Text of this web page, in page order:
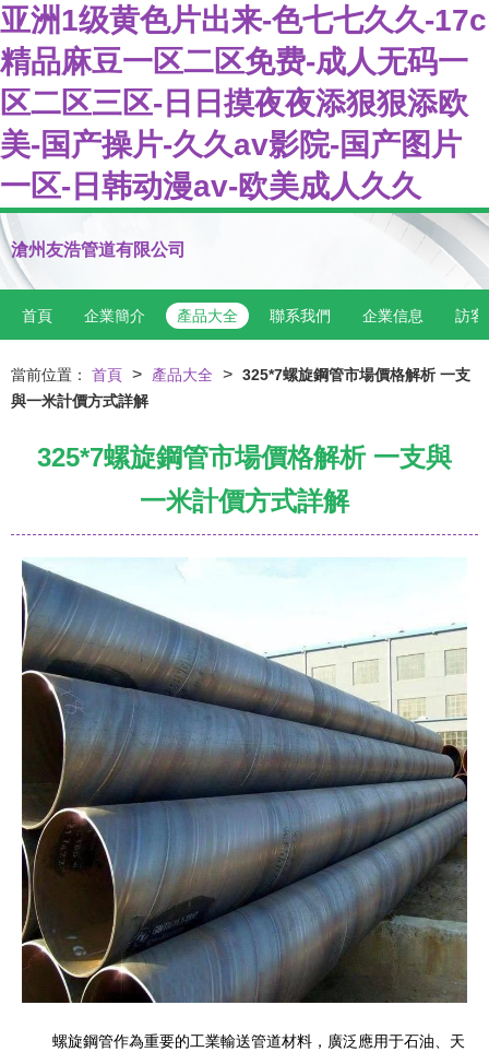
亚洲1级黄色片出来-色七七久久-17c
精品麻豆一区二区免费-成人无码一
区二区三区-日日摸夜夜添狠狠添欧
美-国产操片-久久av影院-国产图片
一区-日韩动漫av-欧美成人久久
滄州友浩管道有限公司
首頁 企業簡介 產品大全 聯系我們 企業信息 訪客
當前位置： 首頁 > 產品大全 > 325*7螺旋鋼管市場價格解析 一支
與一米計價方式詳解
325*7螺旋鋼管市場價格解析 一支與
一米計價方式詳解
螺旋鋼管作為重要的工業輸送管道材料，廣泛應用于石油、天